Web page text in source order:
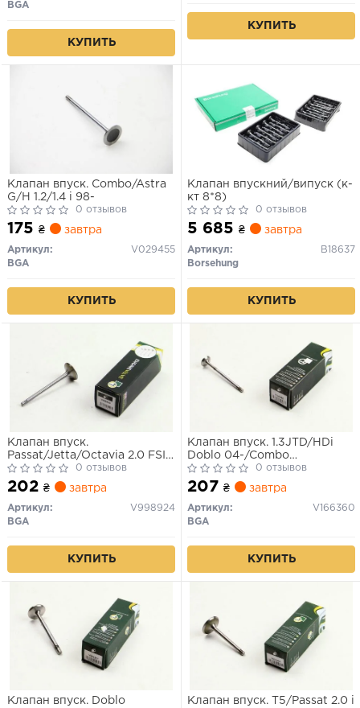
BGA
КУПИТЬ
КУПИТЬ
Клапан впуск. Combo/Astra
G/H 1.2/1.4 i 98-
0 отзывов
175 ₴ завтра
Артикул:
V029455
BGA
КУПИТЬ
Клапан впускний/випуск (к-
кт 8*8)
0 отзывов
5 685 ₴ завтра
Артикул:
B18637
Borsehung
КУПИТЬ
Клапан впуск.
Passat/Jetta/Octavia 2.0 FSI
04- (33.8x6x104)0 отзывов
202 ₴ завтра
Артикул:
V998924
BGA
КУПИТЬ
Клапан впуск. 1.3JTD/HDi
Doblo 04-/Combo
05-/Nemo/Bipper 10-
(22.45x6x109.2)
0 отзывов
207 ₴ завтра
Артикул:
V166360
BGA
КУПИТЬ
Клапан впуск. Doblo
Клапан впуск. T5/Passat 2.0 i